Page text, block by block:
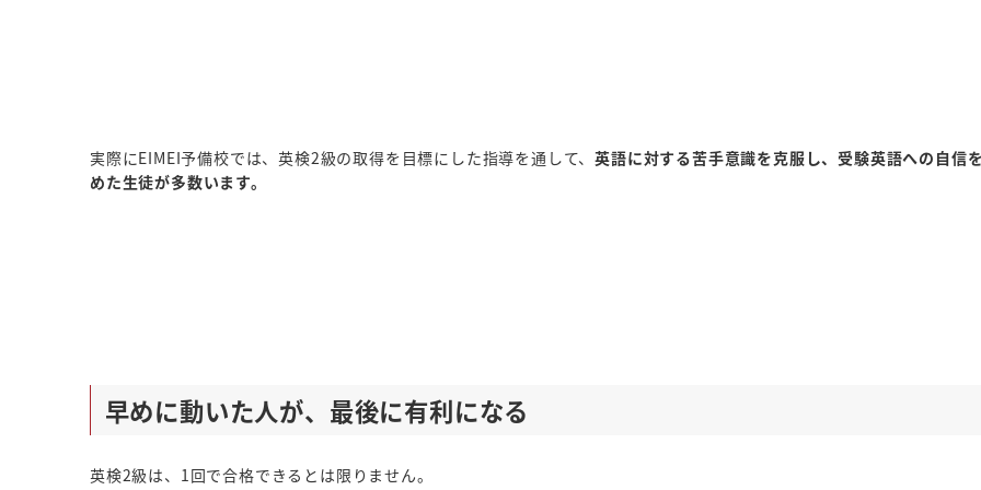
実際にEIMEI予備校では、英検2級の取得を目標にした指導を通して、英語に対する苦手意識を克服し、受験英語への自信
めた生徒が多数います。
早めに動いた人が、最後に有利になる
英検2級は、1回で合格できるとは限りません。